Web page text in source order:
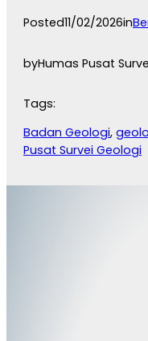
Posted11/02/2026in
byHumas Pusat
Tags:
Badan Geologi,
Pusat Survei Geologi